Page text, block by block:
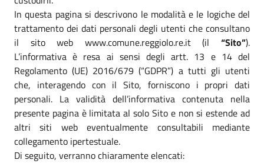
In questa pagina si descrivono le modalità e le logiche del
trattamento dei dati personali degli utenti che consultano
il sito web www.comune.reggiolo.re.it (il “Sito”).
L’informativa è resa ai sensi degli artt. 13 e 14 del
Regolamento (UE) 2016/679 (“GDPR”) a tutti gli utenti
che, interagendo con il Sito, forniscono i propri dati
personali. La validità dell’informativa contenuta nella
presente pagina è limitata al solo Sito e non si estende ad
altri siti web eventualmente consultabili mediante
collegamento ipertestuale.
Di seguito, verranno chiaramente elencati: